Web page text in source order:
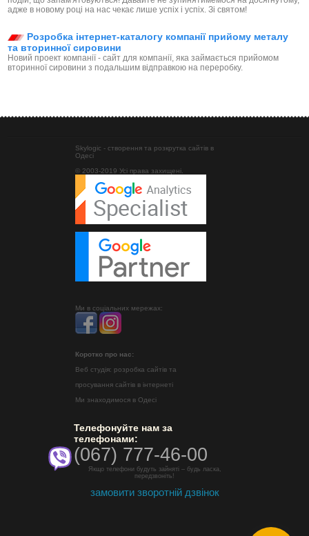
адже в новому році на нас чекає лише успіх і успіх. Зі святом!
Розробка інтернет-каталогу компанії прийому металу
та вторинної сировини
Новий проект компанії - сайт для компанії, яка займається прийомом
вторинної сировини з подальшим відправкою на переробку.
Skylogic - створення та розкрутка сайтів в
Одесі
© 2003-2019 Усі права захищені.
Ми в соціальних мережах:
Коротко про нас:
Веб студія: розробка сайтів та
просування сайтів в інтернеті
Ми знаходимося в Одесі
Телефонуйте нам за
телефонами:
(067) 777-46-00
Якщо телефони будуть зайняті – будь ласка,
передзвоніть!
замовити зворотній дзвінок